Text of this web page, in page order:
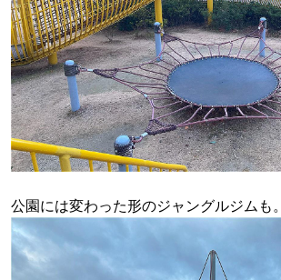
公園には変わった形のジャングルジムも。